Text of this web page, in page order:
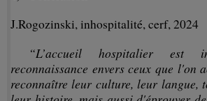
J.Rogozinski, inhospitalité, cerf, 2024
“L’accueil hospitalier est
reconnaissance envers ceux que l'on
reconnaître leur culture, leur langue,